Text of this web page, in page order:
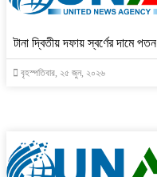
টানা দ্বিতীয় দফায় স্বর্ণের দামে পতন
বৃহস্পতিবার, ২৫ জুন, ২০২৬